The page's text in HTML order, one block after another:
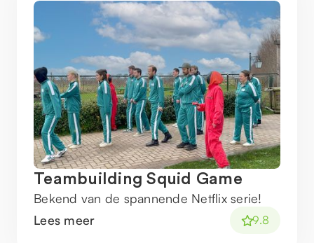
Teambuilding Squid Game
Bekend van de spannende Netflix serie!
Lees meer
9.8